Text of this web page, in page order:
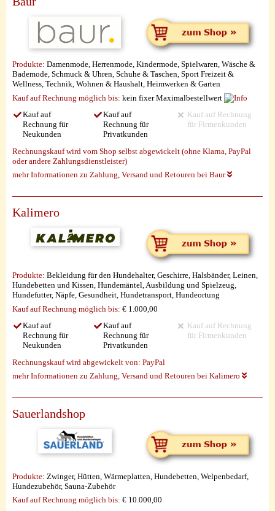
Produkte: Damenmode, Herrenmode, Kindermode, Spielwaren, Wäsche &
Bademode, Schmuck & Uhren, Schuhe & Taschen, Sport Freizeit &
Wellness, Technik, Wohnen & Haushalt, Heimwerken & Garten
Kauf auf Rechnung möglich bis: kein fixer Maximalbestellwert
Kauf auf
Rechnung für
Neukunden
Kauf auf
Rechnung für
Privatkunden
Kauf auf Rechnung
für Firmenkunden
Rechnungskauf wird vom Shop selbst abgewickelt (ohne Klarna, PayPal
oder andere Zahlungsdienstleister)
mehr Informationen zu Zahlung, Versand und Retouren bei Baur
Kalimero
Produkte: Bekleidung für den Hundehalter, Geschirre, Halsbänder, Leinen,
Hundebetten und Kissen, Hundemäntel, Ausbildung und Spielzeug,
Hundefutter, Näpfe, Gesundheit, Hundetransport, Hundeortung
Kauf auf Rechnung möglich bis: € 1.000,00
Kauf auf
Rechnung für
Neukunden
Kauf auf
Rechnung für
Privatkunden
Kauf auf Rechnung
für Firmenkunden
Rechnungskauf wird abgewickelt von: PayPal
mehr Informationen zu Zahlung, Versand und Retouren bei Kalimero
Sauerlandshop
Produkte: Zwinger, Hütten, Wärmeplatten, Hundebetten, Welpenbedarf,
Hundezubehör, Sauna-Zubehör
Kauf auf Rechnung möglich bis: € 10.000,00